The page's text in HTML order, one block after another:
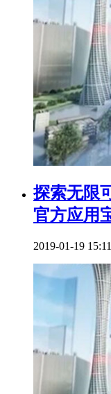
探索无限
官方应用
2019-01-19